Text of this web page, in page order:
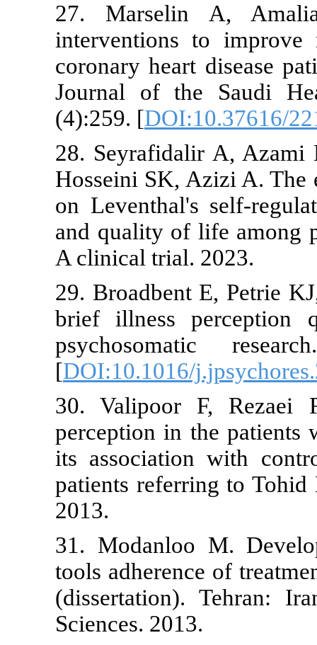
27.
coronary
Journal of
(4):259. [
28.
Hosseini
on
and quality
A clinical
29.
brief illness
[
30.
perception
its
patients
31.
tools
Sciences.